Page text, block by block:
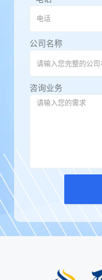
公司名称
咨询业务